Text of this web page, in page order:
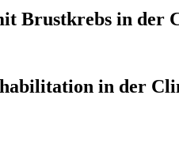
Brustkrebs in der
in der